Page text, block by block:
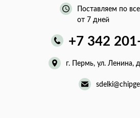
Поставляем по
от 7 дней
+7 342
г. Пермь, ул. Ленина,